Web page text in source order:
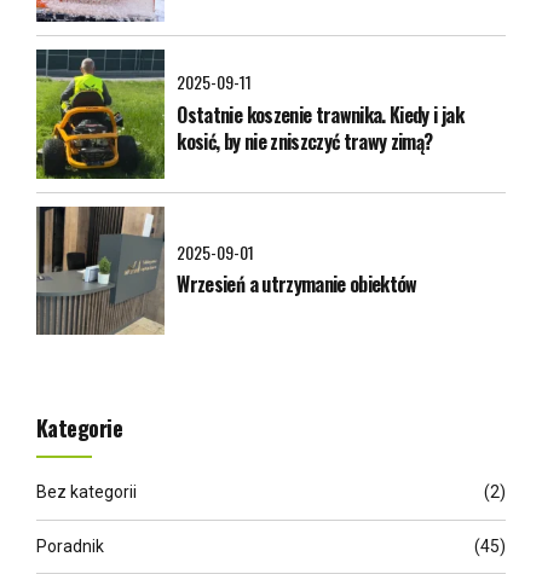
2025-09-11
Ostatnie koszenie trawnika. Kiedy i jak
kosić, by nie zniszczyć trawy zimą?
2025-09-01
Wrzesień a utrzymanie obiektów
Kategorie
Bez kategorii (2)
Poradnik (45)